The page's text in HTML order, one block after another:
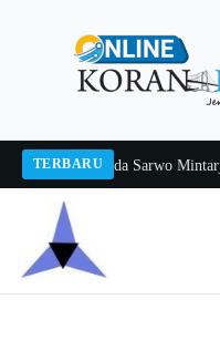
TERBARU
2026Pj Sekda Sarwo Mintarjo